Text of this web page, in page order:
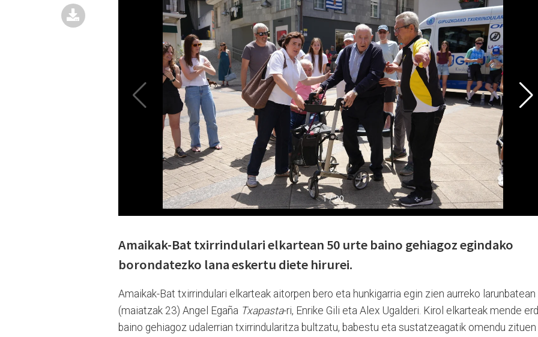
Amaikak-Bat txirrindulari elkartean 50 urte baino gehiagoz egindako
borondatezko lana eskertu diete hirurei.
Amaikak-Bat txirrindulari elkarteak aitorpen bero eta hunkigarria egin zien aurreko larunbatean
(maiatzak 23) Angel Egaña Txapasta-ri, Enrike Gili eta Alex Ugalderi. Kirol elkarteak mende
baino gehiagoz udalerrian txirrindularitza bultzatu, babestu eta sustatzeagatik omendu zituen